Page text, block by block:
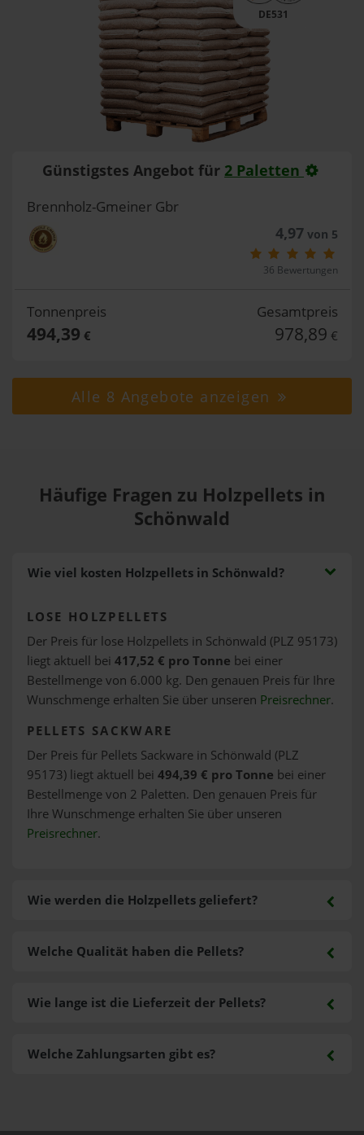
DE531
Günstigstes Angebot für 2 Paletten
Brennholz-Gmeiner Gbr
4,97von 5
36 Bewertungen
Tonnenpreis
494,39 €
Gesamtpreis
978,89 €
Alle 8 Angebote anzeigen
Häufige Fragen zu Holzpellets in
Schönwald
Wie viel kosten Holzpellets in Schönwald?
LOSE HOLZPELLETS
Der Preis für lose Holzpellets in Schönwald (PLZ 95173)
liegt aktuell bei 417,52 € pro Tonne bei einer
Bestellmenge von 6.000 kg. Den genauen Preis für Ihre
Wunschmenge erhalten Sie über unseren Preisrechner.
PELLETS SACKWARE
Der Preis für Pellets Sackware in Schönwald (PLZ
95173) liegt aktuell bei 494,39 € pro Tonne bei einer
Bestellmenge von 2 Paletten. Den genauen Preis für
Ihre Wunschmenge erhalten Sie über unseren
Preisrechner.
Wie werden die Holzpellets geliefert?
Welche Zahlungsarten gibt es?
Welche Qualität haben die Pellets?
Wie lange ist die Lieferzeit der Pellets?